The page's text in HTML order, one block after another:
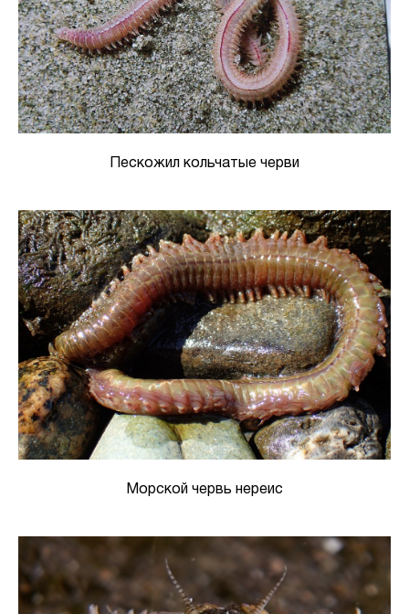
Пескожил кольчатые черви
Морской червь нереис